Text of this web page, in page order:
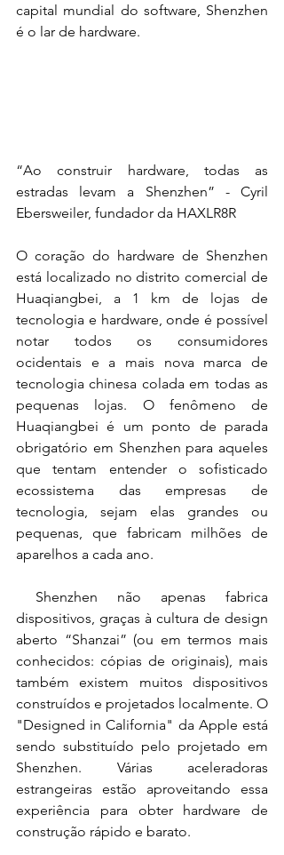
capital mundial do software, Shenzhen
é o lar de hardware.
“Ao construir hardware, todas as
estradas levam a Shenzhen” - Cyril
Ebersweiler, fundador da HAXLR8R
O coração do hardware de Shenzhen
está localizado no distrito comercial de
Huaqiangbei, a 1 km de lojas de
tecnologia e hardware, onde é possível
notar todos os consumidores
ocidentais e a mais nova marca de
tecnologia chinesa colada em todas as
pequenas lojas. O fenômeno de
Huaqiangbei é um ponto de parada
obrigatório em Shenzhen para aqueles
que tentam entender o sofisticado
ecossistema das empresas de
tecnologia, sejam elas grandes ou
pequenas, que fabricam milhões de
aparelhos a cada ano.
dispositivos, graças à cultura de design
aberto “Shanzai” (ou em termos mais
conhecidos: cópias de originais), mais
também existem muitos dispositivos
construídos e projetados localmente. O
"Designed in California" da Apple está
sendo substituído pelo projetado em
Shenzhen. Várias aceleradoras
estrangeiras estão aproveitando essa
experiência para obter hardware de
construção rápido e barato.